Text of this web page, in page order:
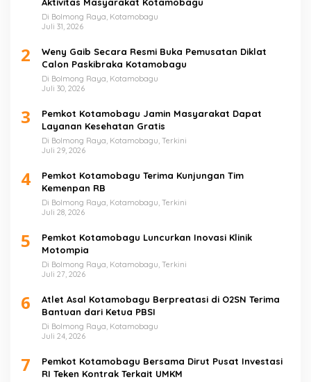
Di Bolmong Raya, Kotamobagu
Juli 31, 2026
2
Weny Gaib Secara Resmi Buka Pemusatan Diklat
Calon Paskibraka Kotamobagu
Di Bolmong Raya, Kotamobagu
Juli 30, 2026
3
Pemkot Kotamobagu Jamin Masyarakat Dapat
Layanan Kesehatan Gratis
Di Bolmong Raya, Kotamobagu, Terkini
Juli 29, 2026
4
Pemkot Kotamobagu Terima Kunjungan Tim
Kemenpan RB
Di Bolmong Raya, Kotamobagu, Terkini
Juli 28, 2026
5
Pemkot Kotamobagu Luncurkan Inovasi Klinik
Motompia
Di Bolmong Raya, Kotamobagu, Terkini
Juli 27, 2026
6
Atlet Asal Kotamobagu Berpreatasi di O2SN Terima
Bantuan dari Ketua PBSI
Di Bolmong Raya, Kotamobagu
Juli 24, 2026
7
Pemkot Kotamobagu Bersama Dirut Pusat Investasi
RI Teken Kontrak Terkait UMKM